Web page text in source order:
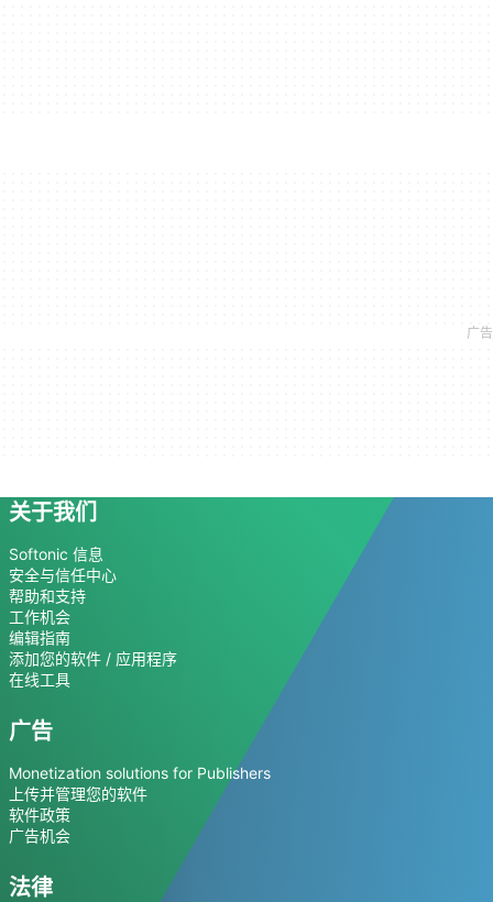
关于我们
Softonic 信息
安全与信任中心
帮助和支持
工作机会
编辑指南
添加您的软件 / 应用程序
在线工具
广告
Monetization solutions for Publishers
上传并管理您的软件
软件政策
广告机会
法律